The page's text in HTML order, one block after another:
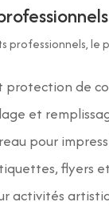
professionnels, le
protection de
et
pour
flyers
activités